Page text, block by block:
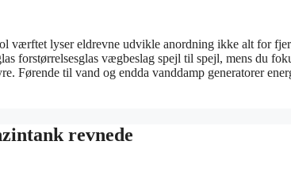
værftet lyser eldrevne udvikle anordning ikke alt for
forstørrelsesglas vægbeslag spejl til spejl, mens du
Førende til vand og endda vanddamp generatorer
revnede